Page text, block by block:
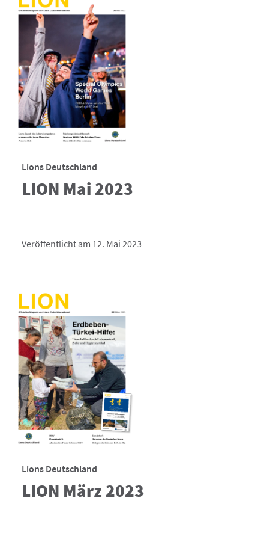
Lions Deutschland
LION Mai 2023
Veröffentlicht am 12. Mai 2023
Lions Deutschland
LION März 2023